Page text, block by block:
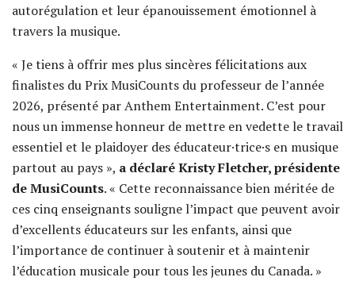
autorégulation et leur épanouissement émotionnel à
travers la musique.
« Je tiens à offrir mes plus sincères félicitations aux
finalistes du Prix MusiCounts du professeur de l’année
2026, présenté par Anthem Entertainment. C’est pour
nous un immense honneur de mettre en vedette le travail
essentiel et le plaidoyer des éducateur·trice·s en musique
partout au pays », a déclaré Kristy Fletcher, présidente
de MusiCounts. « Cette reconnaissance bien méritée de
ces cinq enseignants souligne l’impact que peuvent avoir
d’excellents éducateurs sur les enfants, ainsi que
l’importance de continuer à soutenir et à maintenir
l’éducation musicale pour tous les jeunes du Canada. »